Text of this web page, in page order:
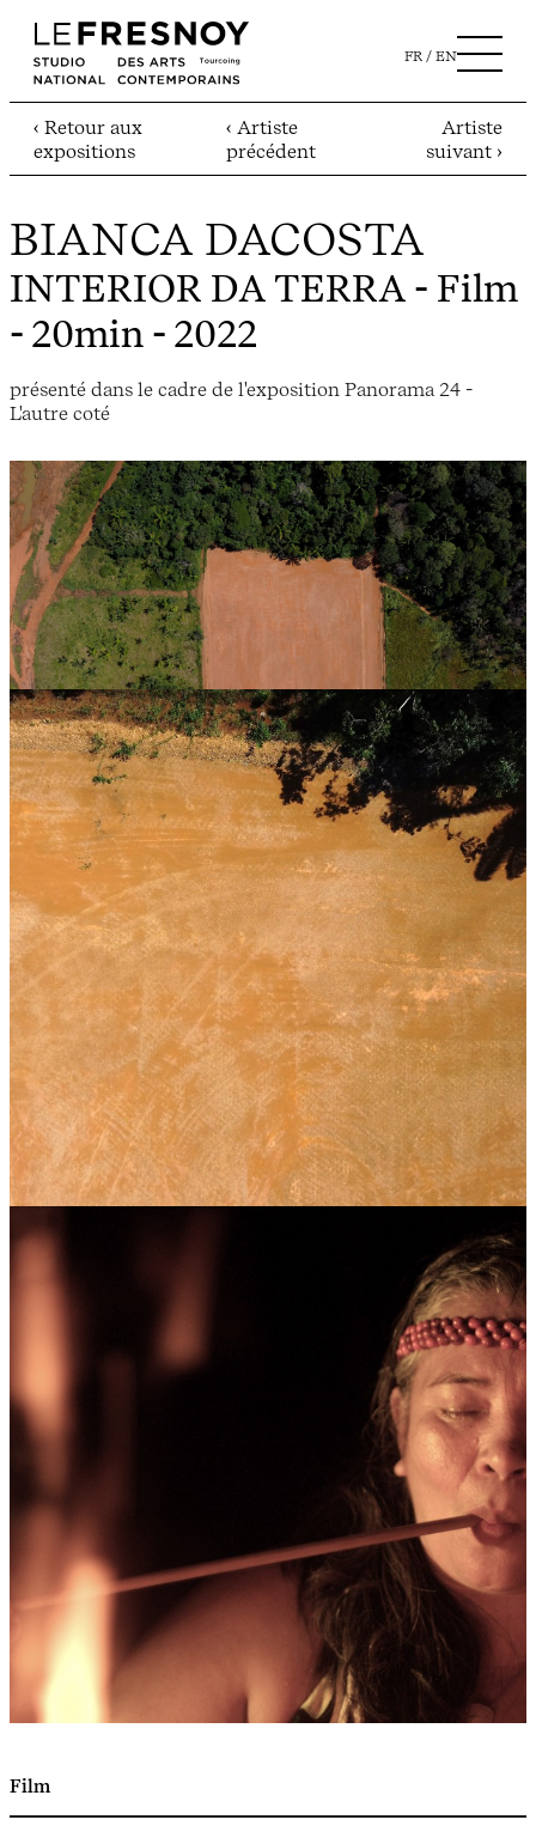
FR EN
‹ Retour aux
expositions
‹ Artiste
précédent
Artiste
suivant ›
BIANCA DACOSTA
INTERIOR DA TERRA - Film
- 20min - 2022
présenté dans le cadre de l'exposition Panorama 24 -
L'autre coté
Film